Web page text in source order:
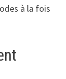
à la fois